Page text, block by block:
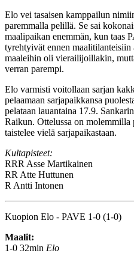
Elo vei tasaisen kamppailun
paremmalla pelillä. Se sai
maalipaikan enemmän, kun taas
tyrehtyivät ennen
maaleihin oli vierailijoillakin,
verran parempi.
Elo varmisti voitollaan sarjan
pelaamaan sarjapaikkansa
pelataan lauantaina 17.9.
Raikun. Ottelussa on
taistelee vielä sarjapaikastaan.
Kultapisteet:
RRR Asse Martikainen
RR Atte Huttunen
R Antti Intonen
Kuopion Elo - PAVE 1-0 (1-0)
Maalit:
1-0 32min Elo